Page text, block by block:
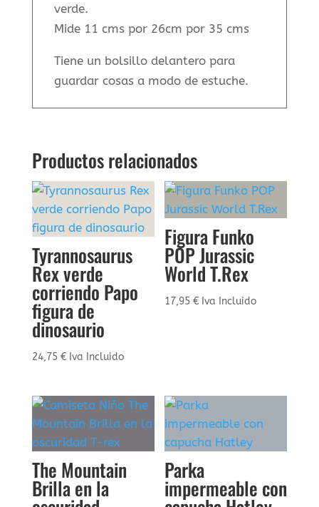
verde.
Mide 11 cms por 26cm por 35 cms
Tiene un bolsillo delantero para
guardar cosas a modo de estuche.
Productos relacionados
Tyrannosaurus
Rex verde
corriendo Papo
figura de
dinosaurio
24,75 € Iva Incluido
Figura Funko
POP Jurassic
World T.Rex
17,95€ Iva Incluido
The Mountain
Brilla en la
Parka
impermeable con